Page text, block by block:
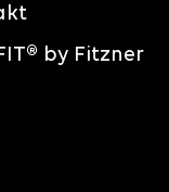
by Fitzner